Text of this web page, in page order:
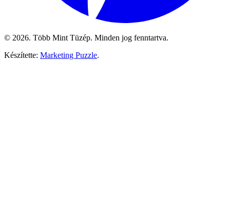
© 2026. Több Mint Tüzép. Minden jog fenntartva.
Készítette: Marketing Puzzle.